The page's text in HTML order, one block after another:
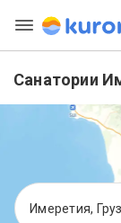
Санатории
Имеретия,